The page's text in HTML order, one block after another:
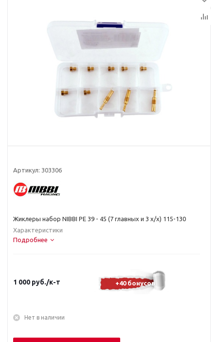
Артикул: 303306
Жиклеры набор NIBBI PE 39 - 45 (7 главных и 3 х/х) 115-130
Характеристики
Подробнее
1 000 руб./к-т +40 бонусов
Нет в наличии